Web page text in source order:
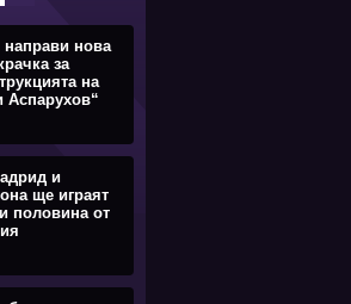
направи нова
за
на
Аспарухов“
и
ще играят
половина от